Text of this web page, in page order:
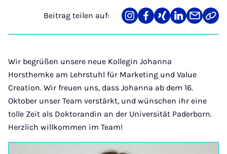
Beitrag teilen auf:
Teilen
auf
Teilen
auf
Teilen
auf
Teilen
auf
Teilen
über
Link
Wir begrüßen unsere neue Kollegin Johanna
Horsthemke am Lehrstuhl für Marketing und Value
Creation. Wir freuen uns, dass Johanna ab dem 16.
Oktober unser Team verstärkt, und wünschen ihr eine
tolle Zeit als Doktorandin an der Universität Paderborn.
Herzlich willkommen im Team!